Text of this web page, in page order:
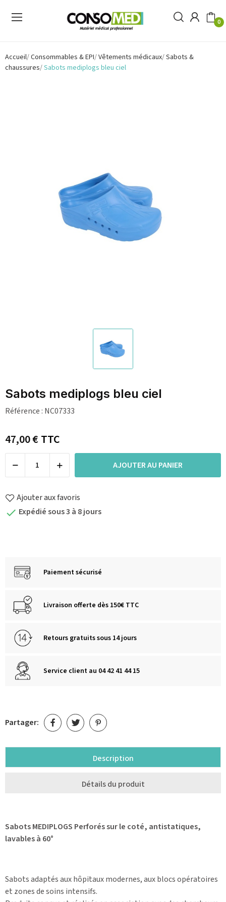
0
Accueil Consommables & EPI Vêtements médicaux Sabots &
chaussures Sabots mediplogs bleu ciel
Sabots mediplogs bleu ciel
Référence : NC07333
47,00 €TTC
AJOUTER AU PANIER
Ajouter aux favoris
 Expédié sous 3 à 8 jours
Paiement sécurisé
Livraison offerte dès 150€ TTC
Retours gratuits sous 14 jours
Service client au 04 42 41 44 15
Partager:
Description
Détails du produit
Sabots MEDIPLOGS Perforés sur le coté, antistatiques,
lavables à 60°
Sabots adaptés aux hôpitaux modernes, aux blocs opératoires
et zones de soins intensifs.